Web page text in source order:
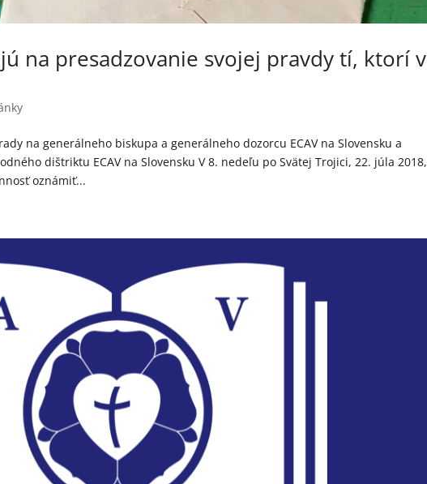
na presadzovanie svojej pravdy tí, ktorí v
na generálneho biskupa a generálneho dozorcu ECAV na Slovensku a
dištriktu ECAV na Slovensku V 8. nedeľu po Svätej Trojici, 22. júla 2018,
oznámiť...